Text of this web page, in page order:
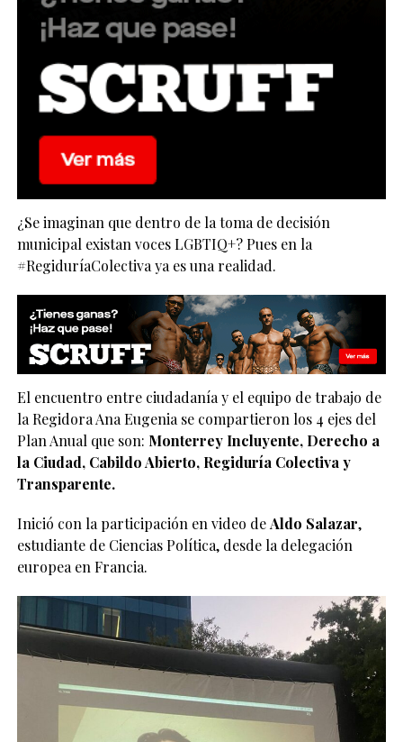
¿Se imaginan que dentro de la toma de decisión
municipal existan voces LGBTIQ+? Pues en la
#RegiduríaColectiva ya es una realidad.
El encuentro entre ciudadanía y el equipo de trabajo de
la Regidora Ana Eugenia se compartieron los 4 ejes del
Plan Anual que son: Monterrey Incluyente, Derecho a
la Ciudad, Cabildo Abierto, Regiduría Colectiva y
Transparente.
Inició con la participación en video deAldo Salazar,
estudiante de Ciencias Política, desde la delegación
europea en Francia.